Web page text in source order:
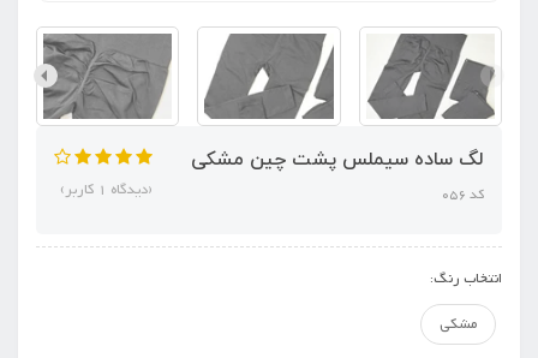
لگ ساده سیملس پشت چین مشکی
کد 056 (دیدگاه 1 کاربر)
انتخاب رنگ:
مشکی